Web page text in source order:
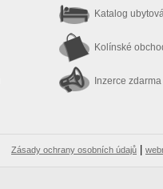
Katalog
Kolínské
Inzerce zdarma
Zásady ochrany osobních údajů